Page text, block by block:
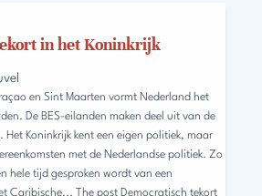
in het Koninkrijk
en Sint Maarten vormt Nederland het
De BES-eilanden maken deel uit van de
Het Koninkrijk kent een eigen politiek, maar
met de Nederlandse politiek. Zo
hele tijd gesproken wordt van een
Caribische... The post Democratisch tekort